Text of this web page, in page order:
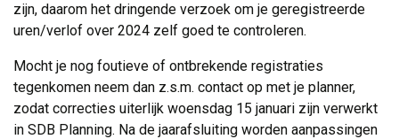
zijn, daarom het dringende verzoek om je geregistreerde
uren/verlof over 2024 zelf goed te controleren.
Mocht je nog foutieve of ontbrekende registraties
tegenkomen neem dan z.s.m. contact op met je planner,
zodat correcties uiterlijk woensdag 15 januari zijn verwerkt
in SDB Planning. Na de jaarafsluiting worden aanpassingen